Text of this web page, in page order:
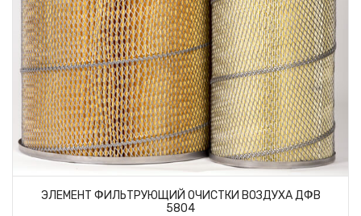
ЭЛЕМЕНТ ФИЛЬТРУЮЩИЙ ОЧИСТКИ ВОЗДУХА ДФВ
5804